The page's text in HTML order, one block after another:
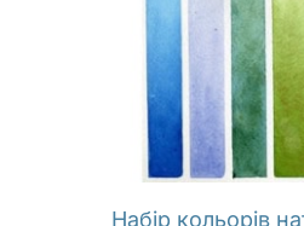
Набір кольорів